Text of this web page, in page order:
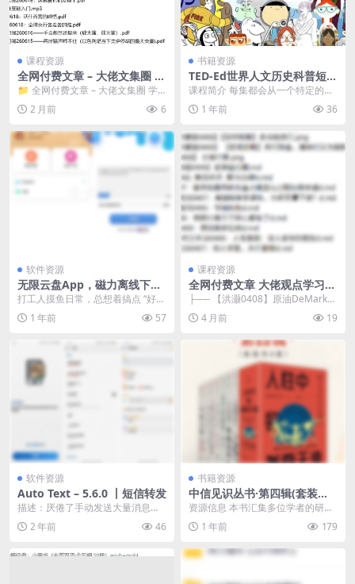
课程资源
全网付费文章 – 大佬文集圈 学
习先锋 精选研报 6月18日更新
📁 全网付费文章 – 大佬文集圈 学
习先锋 精选研报 6月18日更新...
2 月前 6
书籍资源
TED-Ed世界人文历史科普短片
《The World’s People and
Places》
课程简介 每集都会从一个特定的角
度来介绍一个人文历史主题，平均
时长5分钟，可以为...
1 年前 36
软件资源
无限云盘App，磁力离线下载
云播神器，空间无限用
打工人摸鱼日常，总想着搞点 “好
货” 存着慢慢看，但手机内存扛不
住、下载速度不给...
1 年前 57
课程资源
全网付费文章 大佬观点学习
最新研报 4月8日更新
├── 【洪灏0408】原油DeMark│
├── 微信图片_202604082...
4 月前 19
软件资源
Auto Text – 5.6.0 丨短信转发
描述：厌倦了手动发送大量消息？
了解自动短信，这是一款功能强大
的自动化应用程序，可...
2 年前 46
书籍资源
中信见识丛书·第四辑(套装共8
册) [人文社科]
资源信息 本书汇集多位学者的研
究，探讨历史、文化差异、暴力趋
势、不平等及科学等主...
1 年前 179